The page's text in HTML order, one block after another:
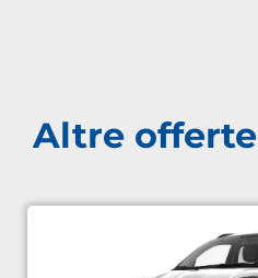
Altre offerte